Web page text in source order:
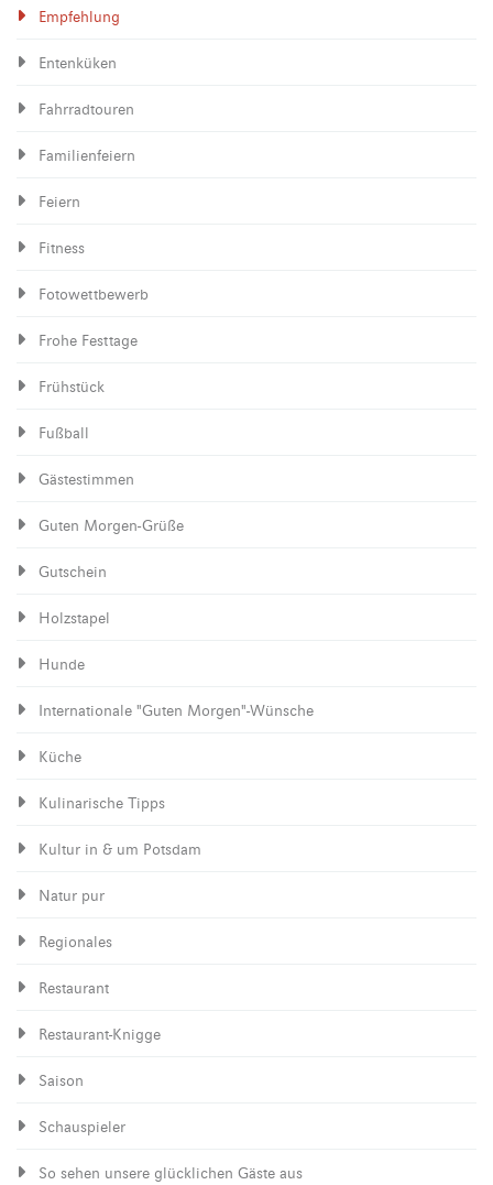
Empfehlung
Entenküken
Fahrradtouren
Familienfeiern
Feiern
Fitness
Fotowettbewerb
Frohe Festtage
Frühstück
Fußball
Gästestimmen
Guten Morgen-Grüße
Gutschein
Holzstapel
Hunde
Internationale "Guten Morgen"-Wünsche
Küche
Kulinarische Tipps
Kultur in & um Potsdam
Natur pur
Regionales
Restaurant
Restaurant-Knigge
Saison
Schauspieler
So sehen unsere glücklichen Gäste aus